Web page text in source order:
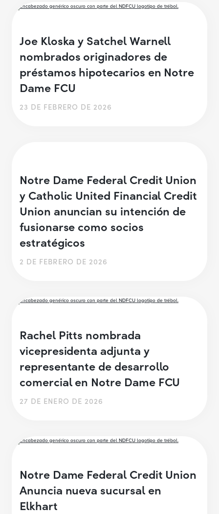
Joe Kloska y Satchel Warnell
nombrados originadores de
préstamos hipotecarios en Notre
Dame FCU
23 DE FEBRERO DE 2026
Notre Dame Federal Credit Union
y Catholic United Financial Credit
Union anuncian su intención de
fusionarse como socios
estratégicos
2 DE FEBRERO DE 2026
Rachel Pitts nombrada
vicepresidenta adjunta y
representante de desarrollo
comercial en Notre Dame FCU
27 DE ENERO DE 2026
Notre Dame Federal Credit Union
Anuncia nueva sucursal en
Elkhart